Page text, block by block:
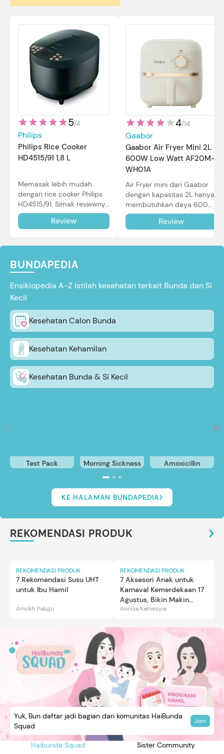
5/4
Philips
Philips Rice Cooker
HD4515/91 1,8 L
Memasak lebih mudah
dengan rice cooker Philips
HD4515/91. Simak reviewnya
di sini.
Review
4/14
Gaabor
Gaabor Air Fryer Mini 2L
600W Low Watt AF20M-
WH01A
Air Fryer mini dari Gaabor
dengan kapasitas 2L hanya
membutuhkan daya 600W
dalam pemakaian. Simak
review selengkapnya di sini.
Review
BUNDAPEDIA
Ensiklopedia A-Z istilah kesehatan terkait Bunda dan Si
Kecil
Kesehatan Calon Bunda
Kesehatan Kehamilan
Kesehatan Bunda & Si Kecil
Test Pack Morning Sickness Amoxicillin
KE HALAMAN BUNDAPEDIA
REKOMENDASI PRODUK
REKOMENDASI PRODUK
7 Rekomendasi Susu UHT
untuk Ibu Hamil
Amrikh Palupi
REKOMENDASI PRODUK
7 Aksesori Anak untuk
Karnaval Kemerdekaan 17
Agustus, Bikin Makin
Gemas
Annisa Karnesyia
Haibunda Squad Sister Community
Yuk, Bun daftar jadi bagian dari komunitas HaiBunda
Squad
Join